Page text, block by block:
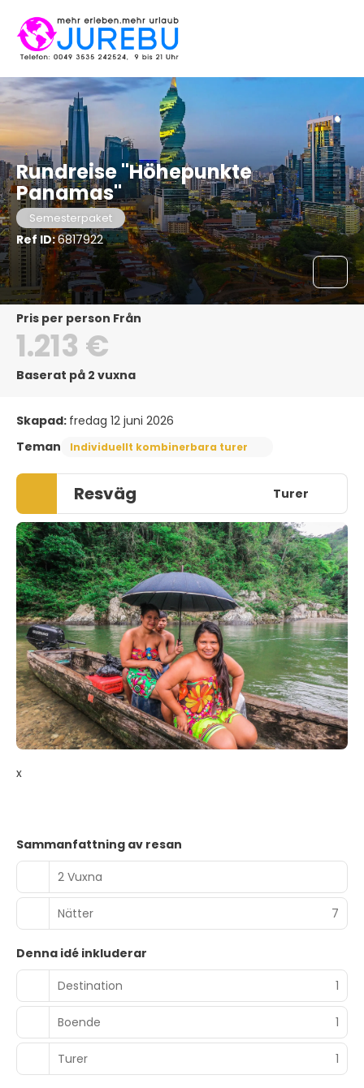
Rundreise "Höhepunkte
Panamas"
Semesterpaket
Ref ID:6817922
pris per person Från
1.213 €
Baserat på 2 vuxna
Skapad: fredag 12 juni 2026
Teman
Individuellt kombinerbara turer
Resväg Turer
x
Sammanfattning av resan
2 Vuxna
Nätter 7
Denna idé inkluderar
Destination
1
Boende 1
Turer 1